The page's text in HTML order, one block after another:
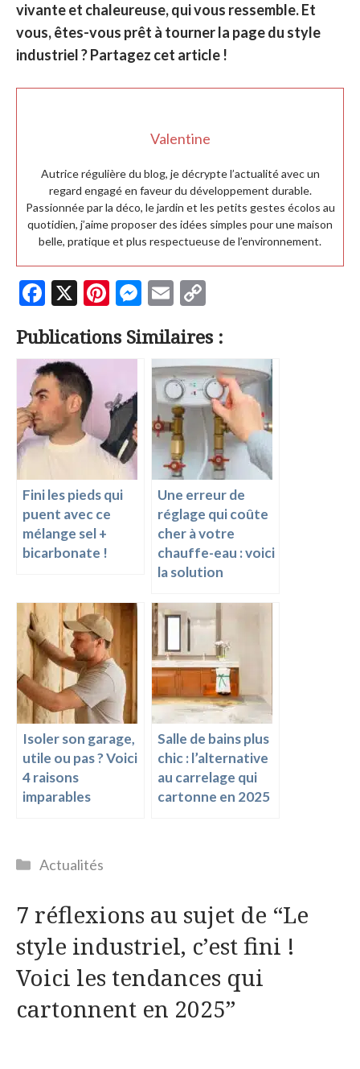
vivante et chaleureuse, qui vous ressemble. Et
vous, êtes-vous prêt à tourner la page du style
industriel ? Partagez cet article !
Valentine
Autrice régulière du blog, je décrypte l’actualité avec un
regard engagé en faveur du développement durable.
Passionnée par la déco, le jardin et les petits gestes écolos au
quotidien, j’aime proposer des idées simples pour une maison
belle, pratique et plus respectueuse de l’environnement.
F
e
b
o
o
k
X
Pi
er
es
t
M
se
n
er
E
ai
l
p
y
Li
n
k
Publications Similaires :
Fini les pieds qui
puent avec ce
mélange sel +
bicarbonate !
Une erreur de
réglage qui coûte
cher à votre
chauffe-eau : voici
la solution
Isoler son garage,
utile ou pas ? Voici
4 raisons
imparables
Salle de bains plus
chic : l’alternative
au carrelage qui
cartonne en 2025
Catégories
Actualités
7 réflexions au sujet de “Le
style industriel, c’est fini !
Voici les tendances qui
cartonnent en 2025”